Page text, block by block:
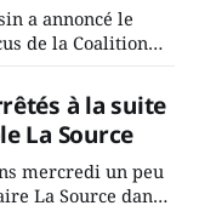
a annoncé le
de la Coalition
incapacité, qu'il
à la suite
La Source
mercredi un peu
La Source dans